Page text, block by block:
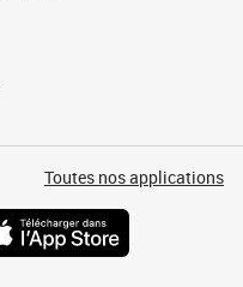
Toutes nos applications